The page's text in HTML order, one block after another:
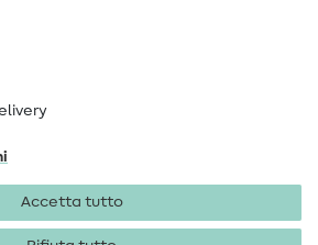
Accetta tutto
Privacy
Condizioni generali